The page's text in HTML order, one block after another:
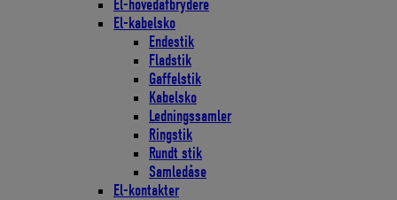
El-hovedafbrydere
El-kabelsko
Endestik
Fladstik
Gaffelstik
Kabelsko
Ledningssamler
Ringstik
Rundt stik
Samledåse
El-kontakter